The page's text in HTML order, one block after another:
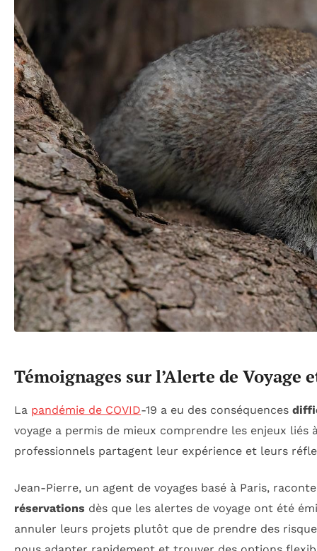
Témoignages sur l’Alerte de Voyage
La pandémie de COVID-19 a eu des conséquences
voyage a permis de mieux comprendre les enjeux
professionnels partagent leur expérience et leurs
Jean-Pierre, un agent de voyages basé à Paris,
réservations dès que les alertes de voyage ont été
annuler leurs projets plutôt que de prendre des